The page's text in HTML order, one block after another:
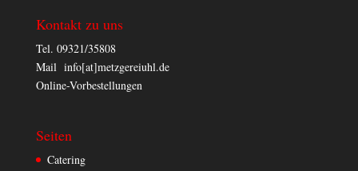
Kontakt zu uns
Tel. 09321/35808
Mail info[at]metzgereiuhl.de
Online-Vorbestellungen
Seiten
Catering